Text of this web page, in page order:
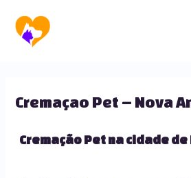
para
conteúdo
Cremaçao Pet – Nova
Cremação Pet na cidade